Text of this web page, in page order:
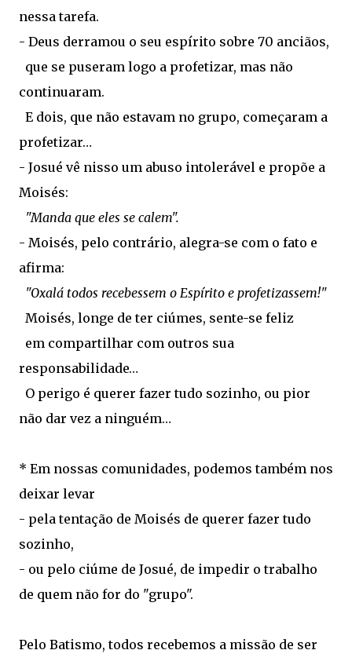
nessa tarefa.
- Deus derramou o seu espírito sobre 70 anciãos,
que se puseram logo a profetizar, mas não
continuaram.
E dois, que não estavam no grupo, começaram a
profetizar…
- Josué vê nisso um abuso intolerável e propõe a
Moisés:
"Manda que eles se calem".
- Moisés, pelo contrário, alegra-se com o fato e
afirma:
"Oxalá todos recebessem o Espírito e profetizassem!"
Moisés, longe de ter ciúmes, sente-se feliz
em compartilhar com outros sua
responsabilidade…
O perigo é querer fazer tudo sozinho, ou pior
não dar vez a ninguém…
* Em nossas comunidades, podemos também nos
deixar levar
- pela tentação de Moisés de querer fazer tudo
sozinho,
- ou pelo ciúme de Josué, de impedir o trabalho
de quem não for do "grupo".
Pelo Batismo, todos recebemos a missão de ser